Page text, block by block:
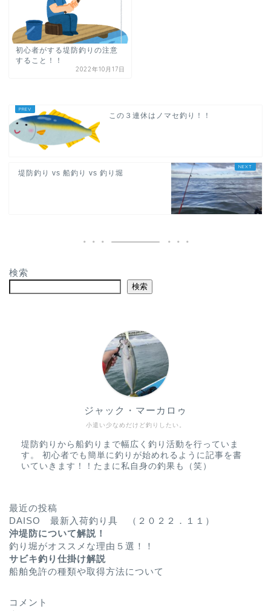
初心者がする堤防釣りの注意
すること！！
2022年10月17日
この３連休はノマセ釣り！！
堤防釣り vs 船釣り vs 釣り堀
検索
検索
小遣い少なめだけど釣りしたい。
ジャック・マーカロゥ
堤防釣りから船釣りまで幅広く釣り活動を行っていま
す。 初心者でも簡単に釣りが始めれるように記事を書
いていきます！！たまに私自身の釣果も（笑）
最近の投稿
DAISO 最新入荷釣り具 （２０２２．１１）
沖堤防について解説！
釣り堀がオススメな理由５選！！
サビキ釣り仕掛け解説
船舶免許の種類や取得方法について
コメント